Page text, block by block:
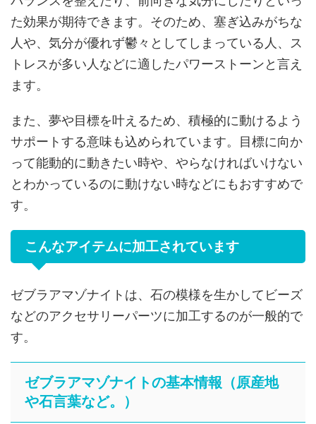
た効果が期待できます。そのため、塞ぎ込みがちな
人や、気分が優れず鬱々としてしまっている人、ス
トレスが多い人などに適したパワーストーンと言え
ます。
また、夢や目標を叶えるため、積極的に動けるよう
サポートする意味も込められています。目標に向か
って能動的に動きたい時や、やらなければいけない
とわかっているのに動けない時などにもおすすめで
す。
こんなアイテムに加工されています
ゼブラアマゾナイトは、石の模様を生かしてビーズ
などのアクセサリーパーツに加工するのが一般的で
す。
ゼブラアマゾナイトの基本情報（原産地
や石言葉など。）